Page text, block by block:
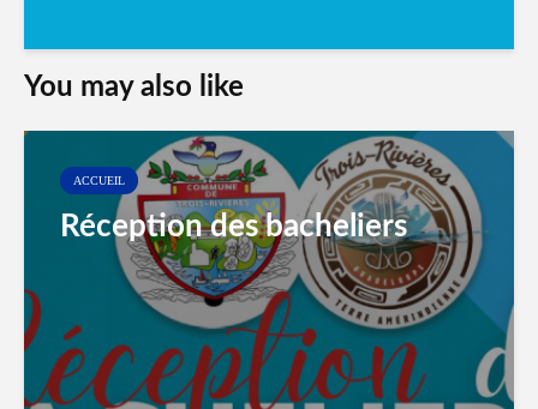
You may also like
ACCUEIL
Réception des bacheliers